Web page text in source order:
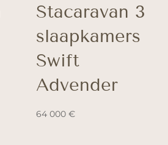
Stacaravan 3
slaapkamers
Swift
Advender
64 000€